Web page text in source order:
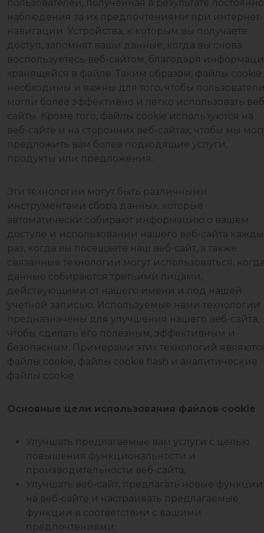
пользователей, полученная в результате
наблюдения за их предпочтениями при интернет-
навигации. Устройства, к которым вы получаете
доступ, запомнят ваши данные, когда вы снова
воспользуетесь веб-сайтом, благодаря
хранящейся в файле. Таким образом, файлы cookie
необходимы и важны для того, чтобы
могли более эффективно и легко использовать
сайты. Кроме того, файлы cookie используются на
веб-сайте и на сторонних веб-сайтах, чтобы мы
предложить вам более подходящие услуги,
продукты или предложения.
Эти технологии могут быть различными
инструментами сбора данных, которые
автоматически собирают информацию о вашем
доступе и использовании нашего веб-сайта
раз, когда вы посещаете наш веб-сайт, а также
связанные технологии могут использоваться,
данные собираются третьими лицами,
действующими от нашего имени и под нашей
учетной записью. Используемые нами технологии
предназначены для улучшения нашего веб-сайта,
чтобы сделать его полезным, эффективным и
безопасным. Примерами этих технологий
файлы cookie, файлы cookie flash и аналитические
файлы cookie.
Основные цели использования файлов cookie
Улучшать предлагаемые вам услуги с целью
повышения функциональности и
производительности веб-сайта,
Улучшать веб-сайт, предлагать новые функции
на веб-сайте и настраивать предлагаемые
функции в соответствии с вашими
предпочтениями;